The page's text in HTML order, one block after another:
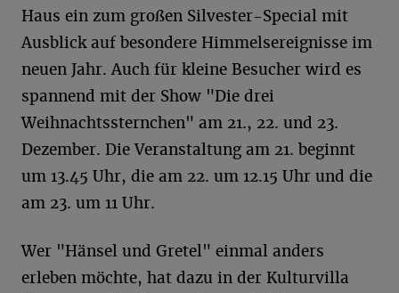
Haus ein zum großen Silvester-Special mit
Ausblick auf besondere Himmelsereignisse im
neuen Jahr. Auch für kleine Besucher wird es
spannend mit der Show "Die drei
Weihnachtssternchen" am 21., 22. und 23.
Dezember. Die Veranstaltung am 21. beginnt
um 13.45 Uhr, die am 22. um 12.15 Uhr und die
am 23. um 11 Uhr.
Wer "Hänsel und Gretel" einmal anders
erleben möchte, hat dazu in der Kulturvilla